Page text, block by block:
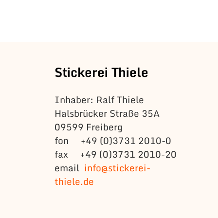
Stickerei Thiele
Inhaber: Ralf Thiele
Halsbrücker Straße 35A
09599 Freiberg
fon +49 (0)3731 2010-0
fax +49 (0)3731 2010-20
email info@stickerei-
thiele.de